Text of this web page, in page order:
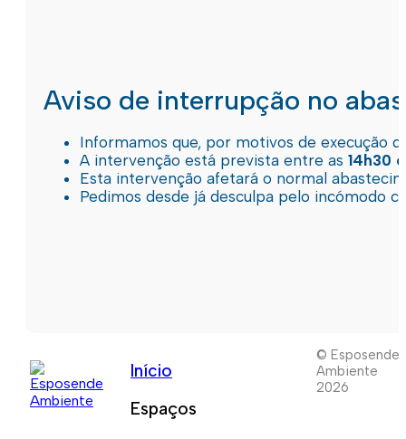
Aviso de interrupção no
Informamos que, por motivos de execução
A intervenção está prevista entre as 14h30
Esta intervenção afetará o normal
Pedimos desde já desculpa pelo incómodo
Início
Espaços
© Esposende
Ambiente
2026